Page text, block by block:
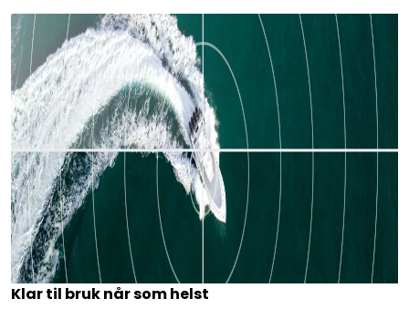
Klar til bruk når som helst